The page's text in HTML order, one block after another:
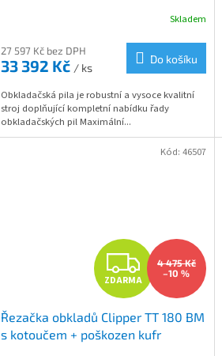
M
A
Skladem
27 597 Kč bez DPH
33 392 Kč / ks
Do košíku
Obkladačská pila je robustní a vysoce kvalitní
stroj doplňující kompletní nabídku řady
obkladačských pil Maximální...
Z
D
A
ZDARMA
4 475 Kč
–10 %
Řezačka obkladů Clipper TT 180 BM
s kotoučem + poškozen kufr
Kód: 46507